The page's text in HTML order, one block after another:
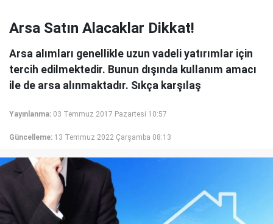
Arsa Satın Alacaklar Dikkat!
Arsa alımları genellikle uzun vadeli yatırımlar için
tercih edilmektedir. Bunun dışında kullanım amacı
ile de arsa alınmaktadır. Sıkça karşılaş
Yayınlanma: 03 Temmuz 2017 Pazartesi 10:57
Güncelleme: 13 Temmuz 2022 Çarşamba 08:13